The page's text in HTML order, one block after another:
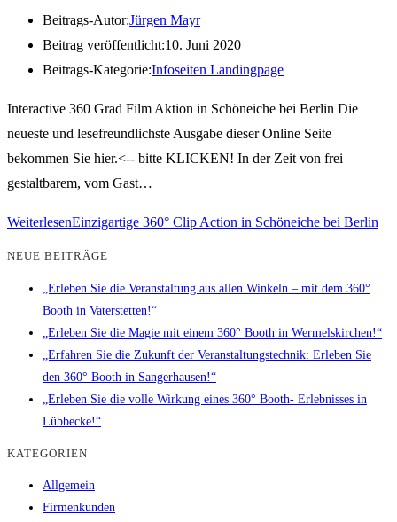
Beitrags-Autor:Jürgen Mayr
Beitrag veröffentlicht:10. Juni 2020
Beitrags-Kategorie:Infoseiten Landingpage
Interactive 360 Grad Film Aktion in Schöneiche bei Berlin Die
neueste und lesefreundlichste Ausgabe dieser Online Seite
bekommen Sie hier.<-- bitte KLICKEN! In der Zeit von frei
gestaltbarem, vom Gast…
WeiterlesenEinzigartige 360° Clip Action in Schöneiche bei Berlin
NEUE BEITRÄGE
„Erleben Sie die Veranstaltung aus allen Winkeln – mit dem 360°
Booth in Vaterstetten!“
„Erleben Sie die Magie mit einem 360° Booth in Wermelskirchen!“
„Erfahren Sie die Zukunft der Veranstaltungstechnik: Erleben Sie
den 360° Booth in Sangerhausen!“
„Erleben Sie die volle Wirkung eines 360° Booth- Erlebnisses in
Lübbecke!“
KATEGORIEN
Allgemein
Firmenkunden